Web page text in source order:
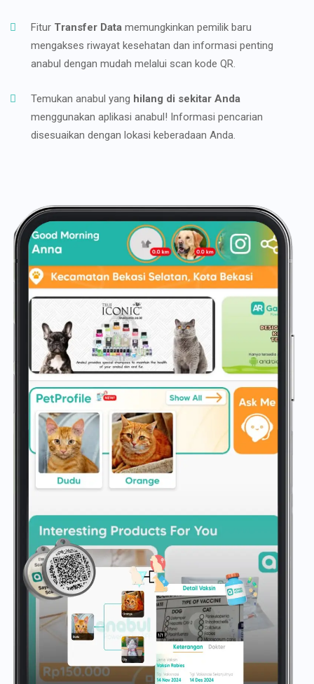
Fitur Transfer Data memungkinkan pemilik baru
mengakses riwayat kesehatan dan informasi penting
anabul dengan mudah melalui scan kode QR.
Temukan anabul yang hilang di sekitar Anda
menggunakan aplikasi anabul! Informasi pencarian
disesuaikan dengan lokasi keberadaan Anda.